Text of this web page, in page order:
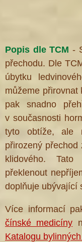
Popis dle TCM -
přechodu. Dle
úbytku
můžeme přirovnat
pak snadno
v současnosti
tyto obtíže, ale
přirozený
klidového.
překlenout
doplňuje ubývající
Více informací
čínské medicíny
Katalogu